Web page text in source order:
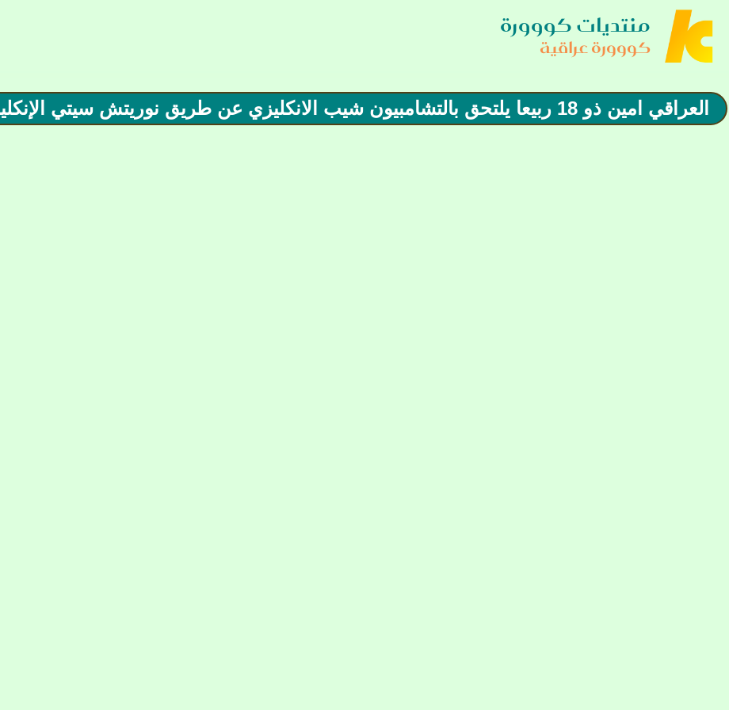
منتديات كووورة
كووورة عراقية
العراقي امين ذو 18 ربيعا يلتحق بالتشامبيون شيب الانكليزي عن طريق نوريتش سيتي الإنكليزي